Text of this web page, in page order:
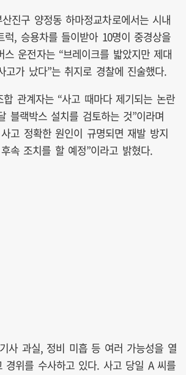
진구 양정동 하마정교차로에서는 시내
, 승용차를 들이받아 10명이 중경상을
스 운전자는 “브레이크를 밟았지만 제대
고가 났다”는 취지로 경찰에 진술했다.
합 관계자는 “사고 때마다 제기되는 논란
블랙박스 설치를 검토하는 것”이라며
고 정확한 원인이 규명되면 재발 방지
속 조치를 할 예정”이라고 밝혔다.
사 과실, 정비 미흡 등 여러 가능성을 열
경위를 수사하고 있다. 사고 당일 A 씨를